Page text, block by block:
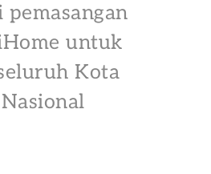
untuk
Kota